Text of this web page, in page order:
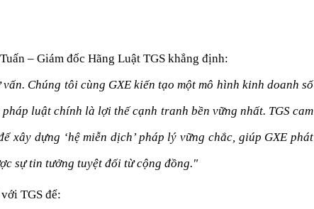
– Giám đốc Hãng Luật TGS khẳng định:
Chúng tôi cùng GXE kiến tạo một mô hình kinh doanh số
luật chính là lợi thế cạnh tranh bền vững nhất. TGS cam
xây dựng ‘hệ miễn dịch’ pháp lý vững chắc, giúp GXE phát
sự tin tưởng tuyệt đối từ cộng đồng."
TGS để: